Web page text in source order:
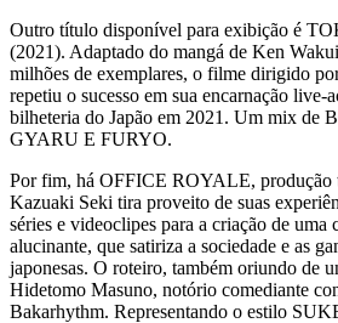
Outro título disponível para exibição é
(2021). Adaptado do mangá de Ken
milhões de exemplares, o filme dirigido
repetiu o sucesso em sua encarnação live-
bilheteria do Japão em 2021. Um mix
GYARU E FURYO.
Por fim, há OFFICE ROYALE, produção
Kazuaki Seki tira proveito de suas
séries e videoclipes para a criação de uma
alucinante, que satiriza a sociedade e as
japonesas. O roteiro, também oriundo de
Hidetomo Masuno, notório comediante
Bakarhythm. Representando o estilo